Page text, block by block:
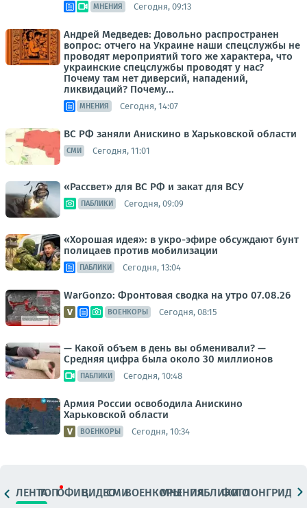
МНЕНИЯ Сегодня, 09:13
Андрей Медведев: Довольно распространен
вопрос: отчего на Украине наши спецслужбы не
проводят мероприятий того же характера, что
украинские спецслужбы проводят у нас?
Почему там нет диверсий, нападений,
ликвидаций? Почему...
МНЕНИЯ Сегодня, 14:07
ВС РФ заняли Анискино в Харьковской области
СМИ Сегодня, 11:01
«Рассвет» для ВС РФ и закат для ВСУ
ПАБЛИКИ Сегодня, 09:09
«Хорошая идея»: в укро-эфире обсуждают бунт
полицаев против мобилизации
ПАБЛИКИ Сегодня, 13:04
WarGonzo: Фронтовая сводка на утро 07.08.26
ВОЕНКОРЫ Сегодня, 08:15
— Какой объем в день вы обменивали? —
Средняя цифра была около 30 миллионов
ПАБЛИКИ Сегодня, 10:48
Армия России освободила Анискино
Харьковской области
ВОЕНКОРЫ Сегодня, 10:34
ЛЕНТАТОПОФИЦ.ВИДЕОСМИВОЕНКОРЫМНЕНИЯПАБЛИКИ
ФОТОЛОНГРИДЫ